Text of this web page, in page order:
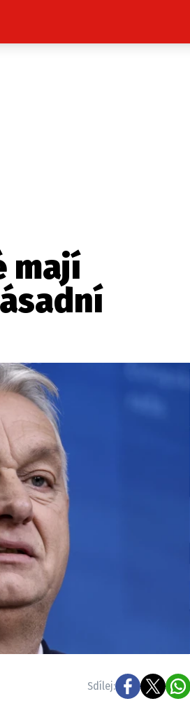
z vás odměníme
mají
Sdílej: